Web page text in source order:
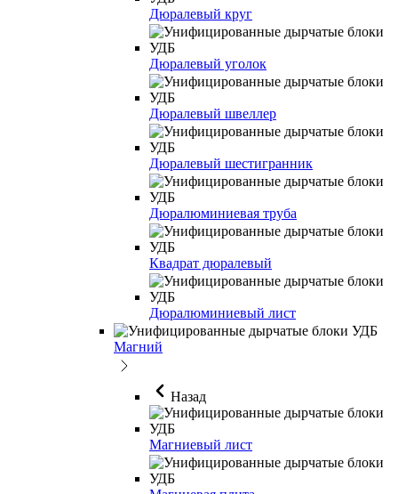
Дюралевый круг
Дюралевый уголок
Дюралевый швеллер
Дюралевый шестигранник
Дюралюминиевая труба
Квадрат дюралевый
Дюралюминиевый лист
Магний
Назад
Магниевый лист